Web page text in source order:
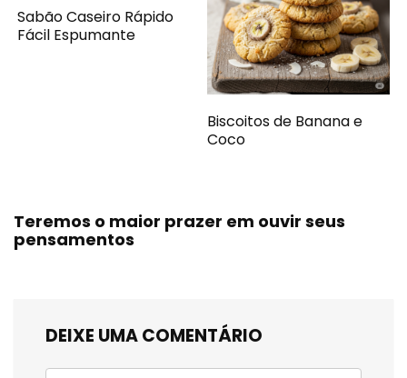
Sabão Caseiro Rápido
Fácil Espumante
Biscoitos de Banana e
Coco
Teremos o maior prazer em ouvir seus
pensamentos
DEIXE UMA COMENTÁRIO